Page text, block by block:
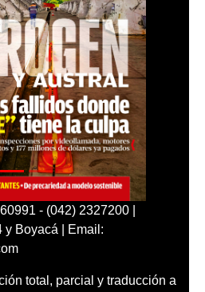
- (042) 2327200 |
y Boyacá | Email:
total, parcial y traducción a